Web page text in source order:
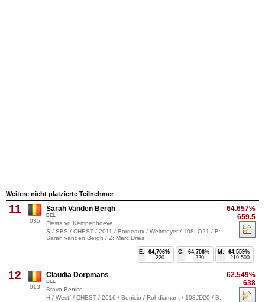
Weitere nicht platzierte Teilnehmer
11
035
64.657%
659.5
Sarah Vanden Bergh
BEL
Fiesta vd Kempenhoeve
S / SBS / CHEST / 2011 / Bordeaux / Weltmeyer / 108LO21 / B:
Sarah vanden Bergh / Z: Marc Dries
M:
64,559%
219.500
C:
64,706%
220
E:
64,706%
220
12
013
62.549%
638
Claudia Dorpmans
BEL
Bravo Benico
H / Westf / CHEST / 2016 / Benicio / Rohdiamant / 108JD20 / B: